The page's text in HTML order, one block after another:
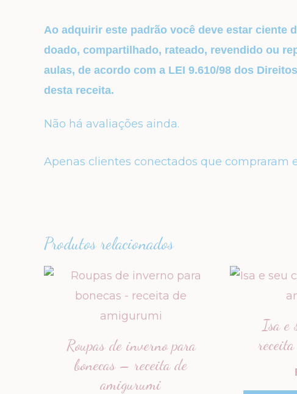
Ao adquirir este padrão você deve estar ciente
doado, compartilhado, rateado, revendido ou
aulas, de acordo com a LEI 9.610/98 dos
desta receita.
Não há avaliações ainda.
Apenas clientes conectados que compraram
Produtos relacionados
Roupas de inverno para
bonecas – receita de
amigurumi
Isa e